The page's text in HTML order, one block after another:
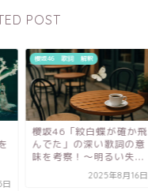
POST
櫻坂46 歌詞 解釈
櫻坂46「紋白蝶が確か飛
んでた」の深い歌詞の意
味を考察！〜明るい失...
2025年8月16日